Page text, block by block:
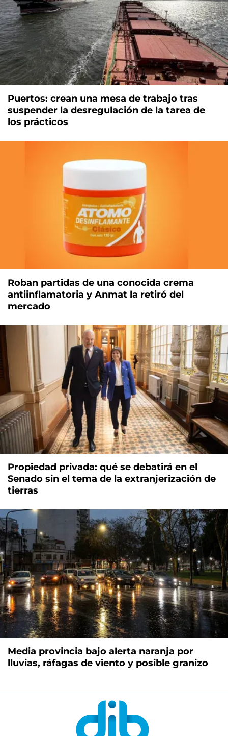
Puertos: crean una mesa de trabajo tras
suspender la desregulación de la tarea de
los prácticos
Roban partidas de una conocida crema
antiinflamatoria y Anmat la retiró del
mercado
Propiedad privada: qué se debatirá en el
Senado sin el tema de la extranjerización de
tierras
Media provincia bajo alerta naranja por
lluvias, ráfagas de viento y posible granizo